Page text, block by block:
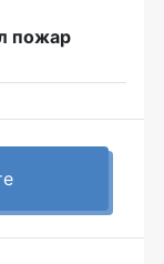
пожар